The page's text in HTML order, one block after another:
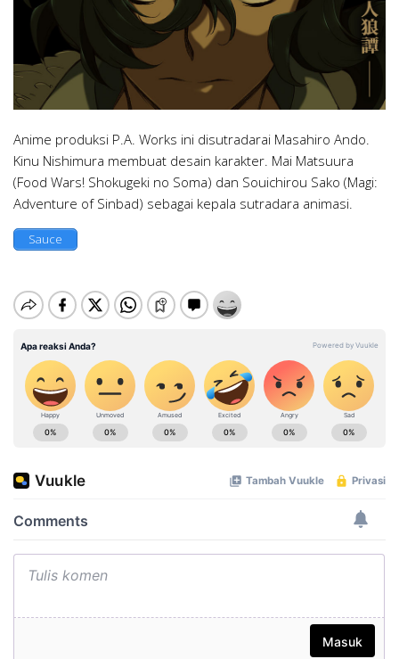
Anime produksi P.A. Works ini disutradarai Masahiro Ando.
Kinu Nishimura membuat desain karakter. Mai Matsuura
(Food Wars! Shokugeki no Soma) dan Souichirou Sako (Magi:
Adventure of Sinbad) sebagai kepala sutradara animasi.
Sauce